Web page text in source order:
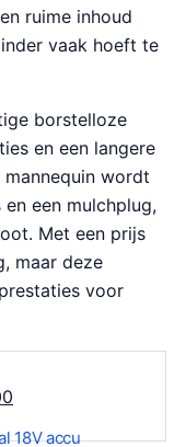
ruime inhoud
vaak hoeft te
borstelloze
en een langere
wordt
een mulchplug,
Met een prijs
maar deze
voor
18V accu